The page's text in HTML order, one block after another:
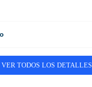
VER TODOS LOS DETALLES